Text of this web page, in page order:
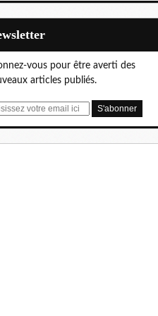
vous pour être averti des
articles publiés.